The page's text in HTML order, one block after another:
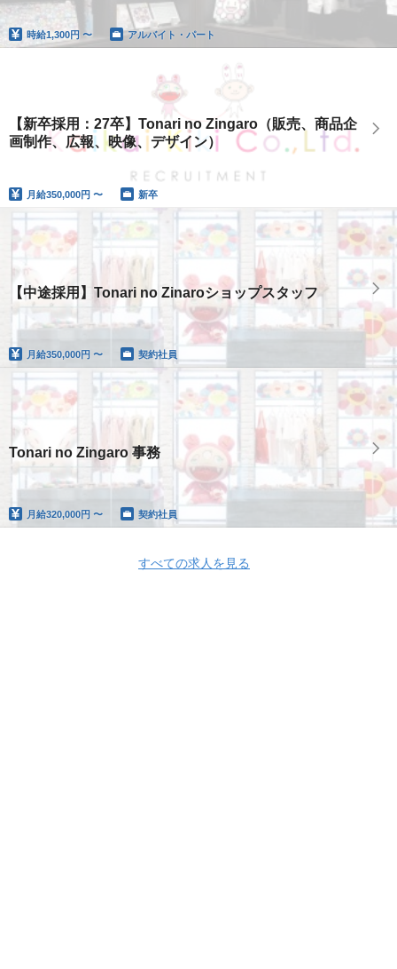
時給1,300円 〜 アルバイト・パート
【新卒採用：27卒】Tonari no Zingaro（販売、商品企
画制作、広報、映像、デザイン）
月給350,000円 〜 新卒
【中途採用】Tonari no Zinaroショップスタッフ
月給350,000円 〜 契約社員
Tonari no Zingaro 事務
月給320,000円 〜 契約社員
すべての求人を見る